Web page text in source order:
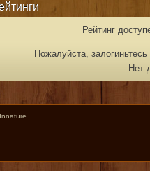
Рейтинг
Пожалуйста,
Нет